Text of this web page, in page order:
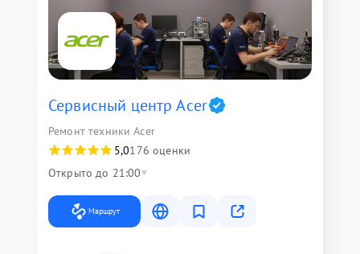
Сервисный центр Acer
Ремонт техники Acer
5,0176 оценки
Открыто до 21:00
Маршрут